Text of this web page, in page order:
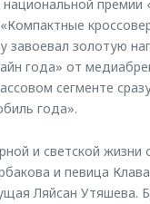
премии
завоевал золотую
года» от
сегменте
года».
и светской жизни
и певица
Ляйсан Утяшева.